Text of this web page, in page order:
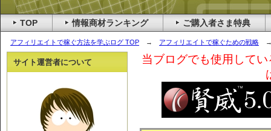
アフィリエイトで稼ぐ方法を学ぶログ TOP → アフィリエイトで稼ぐための戦略 →
当ブログでも使用して
サイト運営者について
TOP 情報商材ランキング ご購入者さま特典